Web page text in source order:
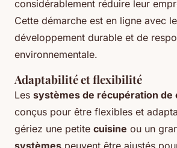
considérablement réduire leur
Cette démarche est en ligne avec
développement durable et de
environnementale.
Adaptabilité et flexibilité
Les systèmes de récupération de
conçus pour être flexibles et
gériez une petite cuisine ou un